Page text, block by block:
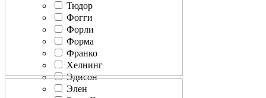
Тюдор
Фогги
Форли
Форма
Франко
Хелнинг
Эдисон
Элен